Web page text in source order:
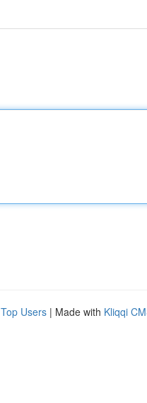
Top Users | Made with Kliqqi